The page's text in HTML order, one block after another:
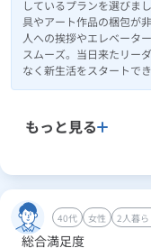
しているプランを選びま
具やアート作品の梱包が
人への挨拶やエレベータ
スムーズ。当日来たリー
なく新生活をスタートでき
もっと見る
40代 女性 2人暮ら
総合満足度